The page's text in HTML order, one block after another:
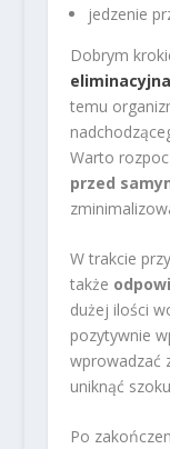
jedzenie
Dobrym
eliminacyjna
temu
Warto
przed
W trakcie
także
dużej ilości
pozytywnie
wprowadzać
uniknąć
Po